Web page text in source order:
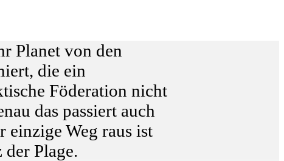
Planet von den
die ein
Föderation nicht
das passiert auch
einzige Weg raus ist
Plage.